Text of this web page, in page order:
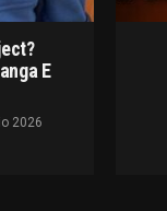
E
2026